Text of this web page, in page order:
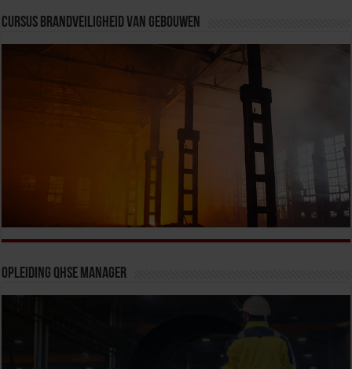
Cursus Brandveiligheid van Gebouwen
Opleiding QHSE Manager